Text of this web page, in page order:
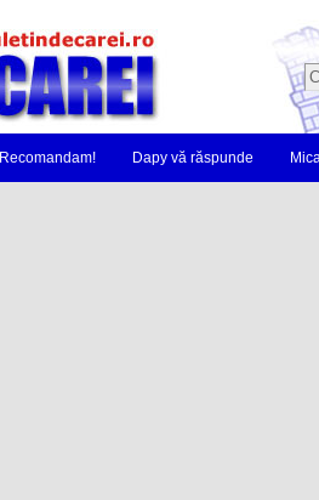
Recomandam! Dapy vă răspunde